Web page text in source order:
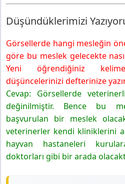
Düşündüklerimizi
Görsellerde hangi mesleğin
göre bu meslek gelecekte
Yeni öğrendiğiniz
düşüncelerinizi defterinize
Cevap: Görsellerde
değinilmiştir. Bence bu
başvurulan bir meslek
veterinerler kendi kliniklerini
hayvan hastaneleri
doktorları gibi bir arada